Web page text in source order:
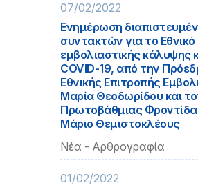
07/02/2022
Ενημέρωση
συντακτών για το Εθνικό
εμβολιαστικής κάλυψης
COVID-19, από την
Εθνικής Επιτροπής
Μαρία Θεοδωρίδου και
Πρωτοβάθμιας
Μάριο Θεμιστοκλέους
Νέα - Αρθρογραφία
01/02/2022